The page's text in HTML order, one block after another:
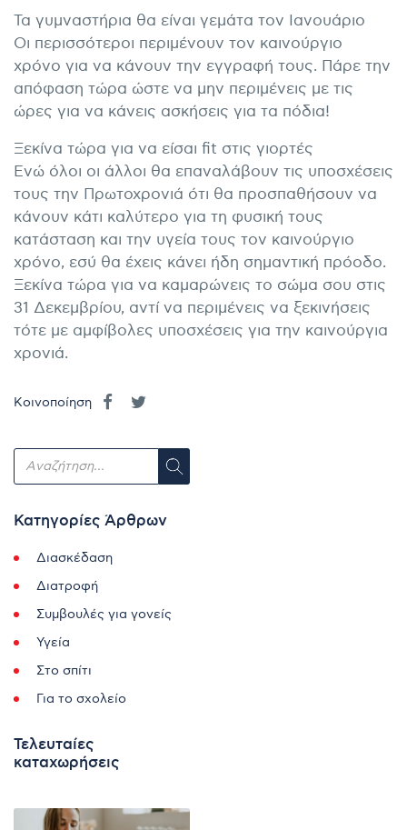
Τα γυμναστήρια θα είναι γεμάτα τον Ιανουάριο
Οι περισσότεροι περιμένουν τον καινούργιο
χρόνο για να κάνουν την εγγραφή τους. Πάρε την
απόφαση τώρα ώστε να μην περιμένεις με τις
ώρες για να κάνεις ασκήσεις για τα πόδια!
Ξεκίνα τώρα για να είσαι fit στις γιορτές
Ενώ όλοι οι άλλοι θα επαναλάβουν τις υποσχέσεις
τους την Πρωτοχρονιά ότι θα προσπαθήσουν να
κάνουν κάτι καλύτερο για τη φυσική τους
κατάσταση και την υγεία τους τον καινούργιο
χρόνο, εσύ θα έχεις κάνει ήδη σημαντική πρόοδο.
Ξεκίνα τώρα για να καμαρώνεις το σώμα σου στις
31 Δεκεμβρίου, αντί να περιμένεις να ξεκινήσεις
τότε με αμφίβολες υποσχέσεις για την καινούργια
χρονιά.
Κοινοποίηση
Κατηγορίες Άρθρων
Διασκέδαση
Διατροφή
Συμβουλές για γονείς
Υγεία
Στο σπίτι
Για το σχολείο
Τελευταίες
καταχωρήσεις